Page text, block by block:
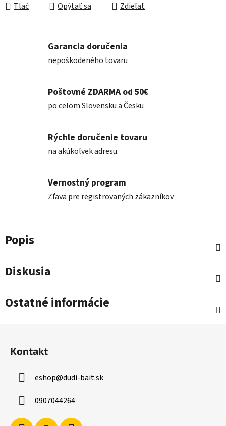
Tlač Opýtať sa Zdieľať
Garancia doručenia
nepoškodeného tovaru
Poštovné ZDARMA od 50€
po celom Slovensku a Česku
Rýchle doručenie tovaru
na akúkoľvek adresu.
Vernostný program
Zľava pre registrovaných zákazníkov
Popis
Diskusia
Ostatné informácie
Kontakt
eshop@dudi-bait.sk
0907044264